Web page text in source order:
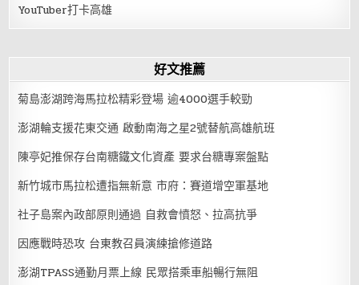
YouTuber打卡高雄
好文推薦
菊島澎湖跨海馬拉松精彩登場 逾4000選手較勁
澎湖輪支援花東交通 啟動南海之星2號替航高雄航班
陳亭妃推保存台南糖鐵文化資產 要求台糖專案盤點
新竹城市馬拉松遭指無新意 市府：賽道增空軍基地
社子島案內政部原則通過 自救會憤怒、拉高抗爭
因應戰時恐攻 台東教召員演練搶修道路
澎湖TPASS通勤月票上線 民眾搭乘車船暢行無阻